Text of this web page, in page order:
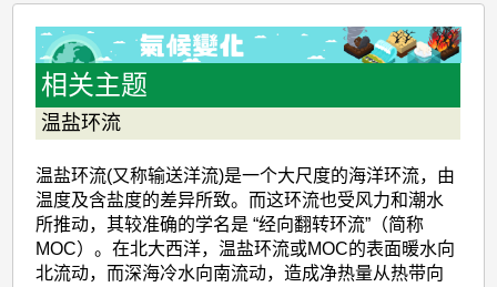
温
盐
环
流
相关主题
温盐环流
温盐环流(又称输送洋流)是一个大尺度的海洋环流，由
温度及含盐度的差异所致。而这环流也受风力和潮水
所推动，其较准确的学名是 “经向翻转环流”（简称
MOC）。在北大西洋，温盐环流或MOC的表面暖水向
北流动，而深海冷水向南流动，造成净热量从热带向